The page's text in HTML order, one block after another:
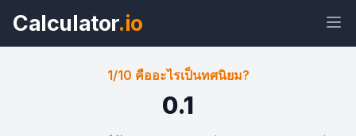
Calculator.io
1/10 คืออะไรเป็นทศนิยม?
0.1